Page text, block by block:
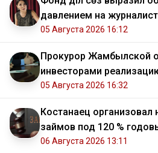
давлением на
05 Августа 2026 16:12
Прокурор Жамбылской
инвесторами
05 Августа 2026 16:32
Костанаец
займов под 120 %
06 Августа 2026 13:11